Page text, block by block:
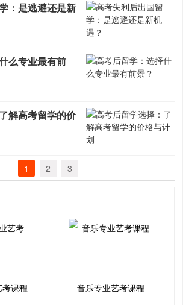
：是逃避还是新
么专业最有前
解高考留学的价
1 2 3
课程 音乐专业艺考课程